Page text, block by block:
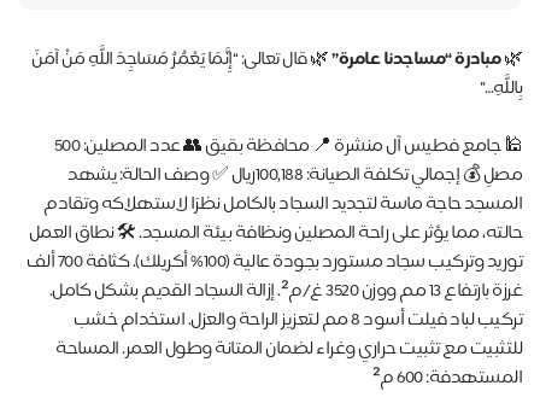
مبادرة “مساجدنا عامرة”🌿 قال تعالى: “إِنَّمَا يَعْمُرُ مَسَاجِدَ اللَّهِ مَنْ آمَنَ
🕌 جامع فطيس آل منشرة 📍 محافظة بقيق 👥 عدد المصلين: 500
مصلِ 💰 إجمالي تكلفة الصيانة: 100,188ريال ✅ وصف الحالة: يشهد
حاجة ماسة لتجديد السجاد بالكامل نظرًا لاستهلاكه وتقادم
مما يؤثر على راحة المصلين ونظافة بيئة المسجد. 🛠️ نطاق العمل
توريد وتركيب سجاد مستورد بجودة عالية (100% أكريلك). كثافة 700 ألف
غرزة بارتفاع 13 مم ووزن 3520 غ/م². إزالة السجاد القديم بشكل كامل.
تركيب لباد فيلت أسود 8 مم لتعزيز الراحة والعزل. استخدام خشب
مع تثبيت حراري وغراء لضمان المتانة وطول العمر. المساحة
600 م²